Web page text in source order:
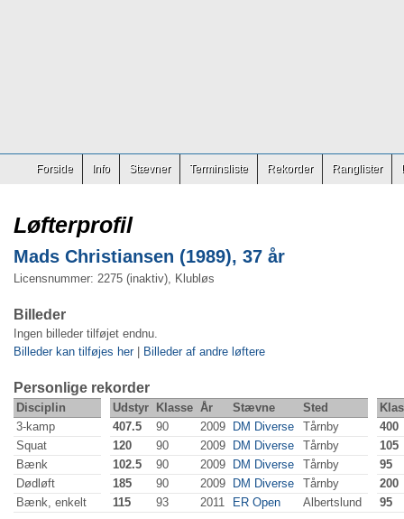
Forside Info Stævner Terminsliste Rekorder Ranglister
Løfterprofil
Mads Christiansen (1989), 37 år
Licensnummer: 2275 (inaktiv), Klubløs
Billeder
Ingen billeder tilføjet endnu.
Billeder kan tilføjes her| Billeder af andre løftere
Personlige rekorder
Disciplin Udstyr Klasse År Stævne Sted
3-kamp
407.5 90 2009 DM Diverse Tårnby
400
Squat
120 90 2009 DM Diverse Tårnby
105
Bænk
102.5 90 2009 DM Diverse Tårnby
95
Dødløft
185 90 2009 DM Diverse Tårnby
200
Bænk, enkelt
115 93 2011 ER Open Albertslund 95